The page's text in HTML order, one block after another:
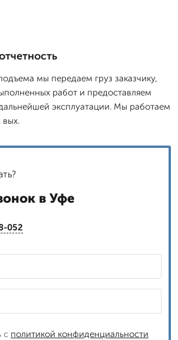
мы передаем груз заказчику,
работ и предоставляем
эксплуатации. Мы работаем
в Уфе
052
с политикой конфиденциальности